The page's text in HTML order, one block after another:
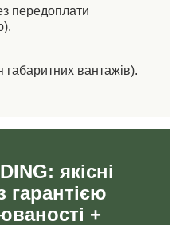
передоплати
габаритних вантажів).
якісні
гарантією
+